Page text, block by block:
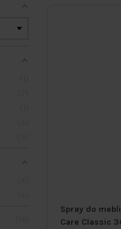
Spray do
Care Classic